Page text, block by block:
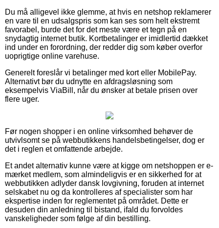
Du må alligevel ikke glemme, at hvis en netshop reklamerer
en vare til en udsalgspris som kan ses som helt ekstremt
favorabel, burde det for det meste være et tegn på en
snydagtig internet butik. Kortbetalinger er imidlertid dækket
ind under en forordning, der redder dig som køber overfor
uoprigtige online varehuse.
Generelt foreslår vi betalinger med kort eller MobilePay.
Alternativt bør du udnytte en afdragsløsning som
eksempelvis ViaBill, når du ønsker at betale prisen over
flere uger.
Før nogen shopper i en online virksomhed behøver de
utvivlsomt se på webbutikkens handelsbetingelser, dog er
det i reglen et omfattende arbejde.
Et andet alternativ kunne være at kigge om netshoppen er e-
mærket medlem, som almindeligvis er en sikkerhed for at
webbutikken adlyder dansk lovgivning, foruden at internet
selskabet nu og da kontrolleres af specialister som har
ekspertise inden for reglementet på området. Dette er
desuden din anledning til bistand, ifald du forvoldes
vanskeligheder som følge af din bestilling.